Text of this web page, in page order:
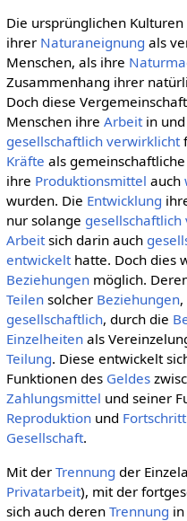
Die ursprünglichen
ihrer Naturaneignung als
Menschen, als ihre
Zusammenhang ihrer
Doch diese
Menschen ihre Arbeitin
gesellschaftlich verwirklicht
Kräfte als gemeinschaftliche
ihre Produktionsmittel auch
wurden. Die Entwicklung
nur solange gesellschaftlich
Arbeitsich darin auch
entwickelthatte. Doch dies
Beziehungenmöglich.
Teilensolcher Beziehungen,
gesellschaftlich, durch die
Einzelheitenals
Teilung. Diese entwickelt
Funktionen des Geldes
Zahlungsmittel und seiner
Reproduktionund Fortschritt
Gesellschaft.
Mit der Trennung der
Privatarbeit), mit der
sich auch deren Trennung